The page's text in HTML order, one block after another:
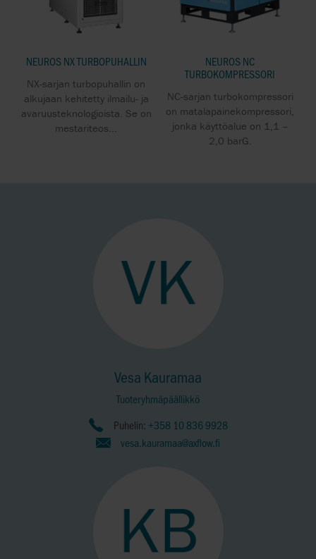
NEUROS NX TURBOPUHALLIN
NX-sarjan turbopuhallin on
alkujaan kehitetty ilmailu- ja
avaruusteknologioista. Se on
mestariteos...
NEUROS NC
TURBOKOMPRESSORI
NC-sarjan turbokompressori
on matalapainekompressori,
jonka käyttöalue on 1,1 –
2,0 barG.
Vesa Kauramaa
Tuoteryhmäpäällikkö
Puhelin: +358 10 836 9928
vesa.kauramaa@axflow.fi